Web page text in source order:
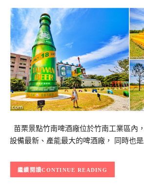
苗栗景點竹南啤酒廠位於竹南工業區內
設備最新、產能最大的啤酒廠， 同時也
CONTINUE READING